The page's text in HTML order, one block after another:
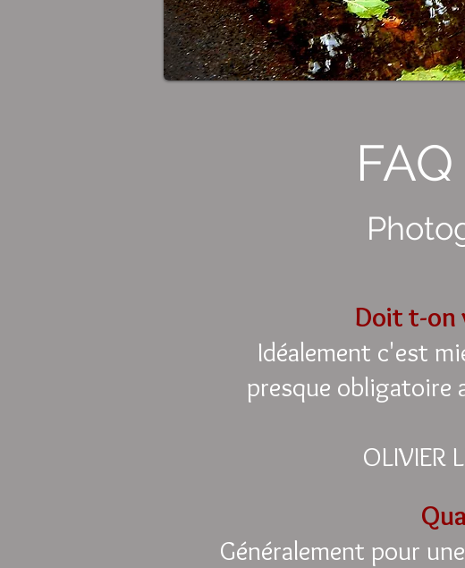
FAQ
Doit t-on
Idéalement c'est
presque obligatoire
OLIVIER
Généralement pour